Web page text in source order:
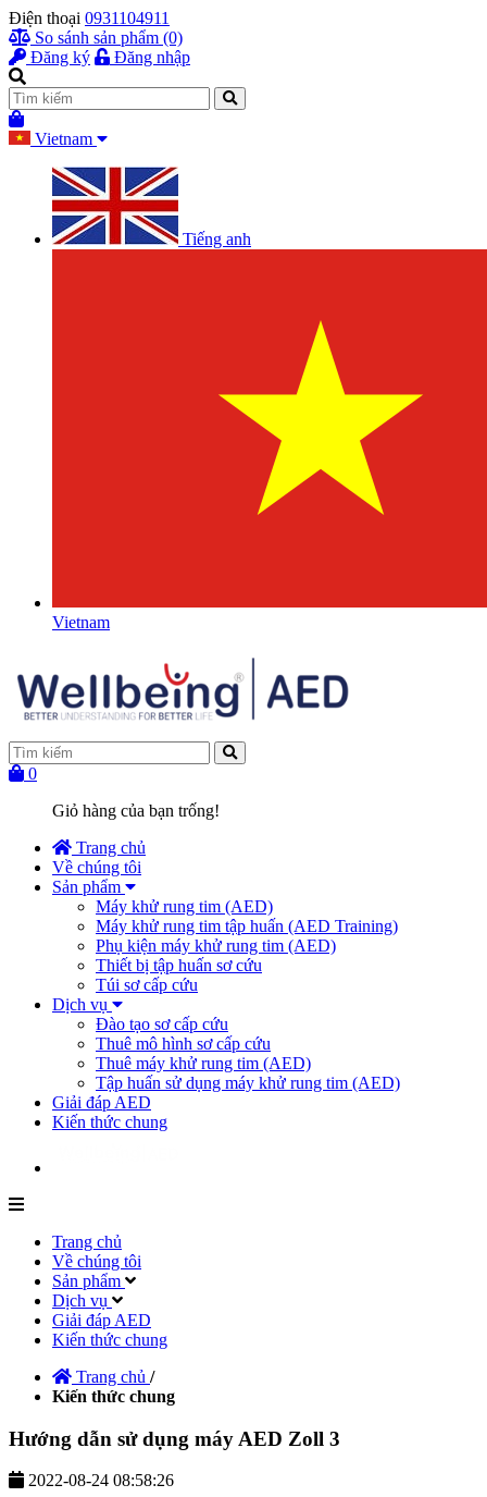
Điện thoại 0931104911
So sánh sản phẩm (0)
Đăng ký
Đăng nhập
Vietnam
Tiếng anh
Vietnam
0
Giỏ hàng của bạn trống!
Trang chủ
Về chúng tôi
Sản phẩm
Máy khử rung tim (AED)
Máy khử rung tim tập huấn (AED Training)
Phụ kiện máy khử rung tim (AED)
Thiết bị tập huấn sơ cứu
Túi sơ cấp cứu
Dịch vụ
Đào tạo sơ cấp cứu
Thuê mô hình sơ cấp cứu
Thuê máy khử rung tim (AED)
Tập huấn sử dụng máy khử rung tim (AED)
Giải đáp AED
Kiến thức chung
Trang chủ
Về chúng tôi
Sản phẩm
Dịch vụ
Giải đáp AED
Kiến thức chung
Trang chủ /
Kiến thức chung
Hướng dẫn sử dụng máy AED Zoll 3
2022-08-24 08:58:26